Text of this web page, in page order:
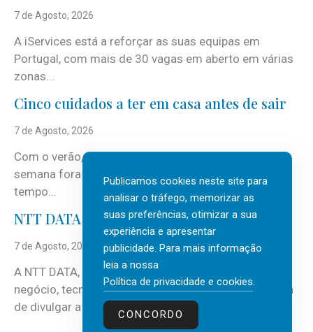
7 de Agosto, 2026
A iServices está a reforçar as suas equipas em
Portugal, com mais de 30 vagas em aberto em várias
zonas...
Cinco cuidados a ter em casa antes de sair
7 de Agosto, 2026
Com o verão, chegam também as férias, os fins-de-
semana fora e os dias em que a casa fica mais
tempo...
NTT DATA Insurtech Global Outlook 2026
7 de Agosto, 2026
A NTT DATA, consultora global em serviços de
negócio, tecnologia e inteligência artificial (IA), acaba
de divulgar a mais recente...
Publicamos cookies neste site para
analisar o tráfego, memorizar as
suas preferências, otimizar a sua
experiência e apresentar
publicidade. Para mais informação
leia a nossa
Política de privacidade e cookies.
CONCORDO